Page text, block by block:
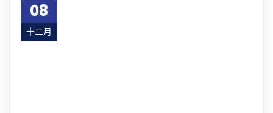
08
十二月